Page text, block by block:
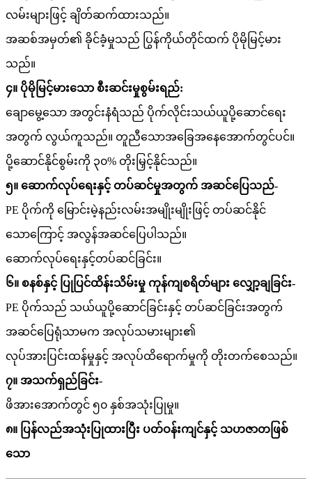
လမ်းများဖြင့် ချိတ်ဆက်ထားသည်။
အဆစ်အမှတ်၏ ခိုင်ခံ့မှုသည် ပြွန်ကိုယ်တိုင်ထက် ပိုမိုမြင့်မား
သည်။
၄။ ပိုမိုမြင့်မားသော စီးဆင်းမှုစွမ်းရည်:
ချောမွေ့သော အတွင်းနံရံသည် ပိုက်လိုင်းသယ်ယူပို့ဆောင်ရေး
အတွက် လွယ်ကူသည်။ တူညီသောအခြေအနေအောက်တွင်ပင်။
ပို့ဆောင်နိုင်စွမ်းကို ၃၀% တိုးမြှင့်နိုင်သည်။
၅။ ဆောက်လုပ်ရေးနှင့် တပ်ဆင်မှုအတွက် အဆင်ပြေသည်-
PE ပိုက်ကို မြောင်းမဲ့နည်းလမ်းအမျိုးမျိုးဖြင့် တပ်ဆင်နိုင်
သောကြောင့် အလွန်အဆင်ပြေပါသည်။
ဆောက်လုပ်ရေးနှင့်တပ်ဆင်ခြင်း။
၆။ စနစ်နှင့် ပြုပြင်ထိန်းသိမ်းမှု ကုန်ကျစရိတ်များ လျှော့ချခြင်း-
PE ပိုက်သည် သယ်ယူပို့ဆောင်ခြင်းနှင့် တပ်ဆင်ခြင်းအတွက်
အဆင်ပြေရုံသာမက အလုပ်သမားများ၏
လုပ်အားပြင်းထန်မှုနှင့် အလုပ်ထိရောက်မှုကို တိုးတက်စေသည်။
၇။ အသက်ရှည်ခြင်း-
ဖိအားအောက်တွင် ၅၀ နှစ်အသုံးပြုမှု။
၈။ ပြန်လည်အသုံးပြုထားပြီး ပတ်ဝန်းကျင်နှင့် သဟဇာတဖြစ်
သော